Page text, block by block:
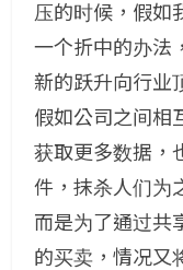
压的时候，假如
一个折中的办法
新的跃升向行业
假如公司之间相
获取更多数据，
件，抹杀人们为
而是为了通过共
的买卖，情况又